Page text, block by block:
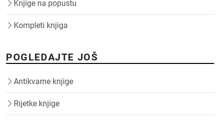
Knjige na popustu
Kompleti knjiga
POGLEDAJTE JOŠ
Antikvarne knjige
Rijetke knjige